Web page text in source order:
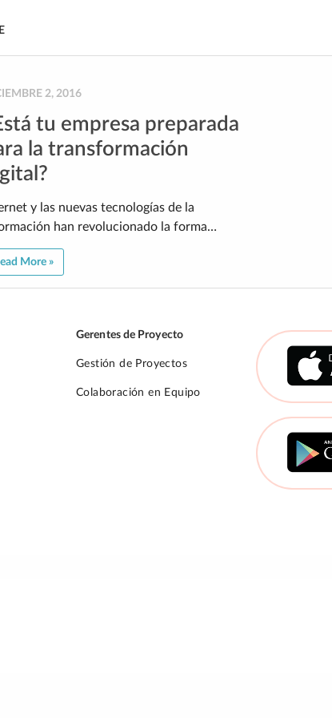
2, 2016
tu empresa preparada
la transformación
y las nuevas tecnologías de la
han revolucionado la forma…
More »
Gerentes de Proyecto
Gestión de Proyectos
Colaboración en Equipo